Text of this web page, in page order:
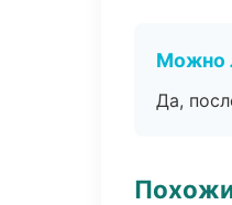
Можно
Да,